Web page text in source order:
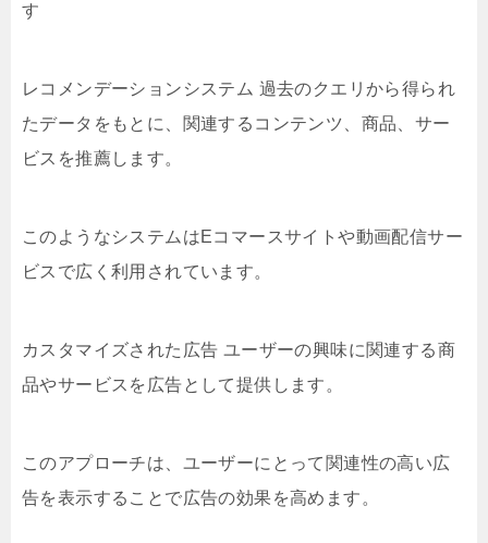
す
レコメンデーションシステム 過去のクエリから得られ
たデータをもとに、関連するコンテンツ、商品、サー
ビスを推薦します。
このようなシステムはEコマースサイトや動画配信サー
ビスで広く利用されています。
カスタマイズされた広告 ユーザーの興味に関連する商
品やサービスを広告として提供します。
このアプローチは、ユーザーにとって関連性の高い広
告を表示することで広告の効果を高めます。